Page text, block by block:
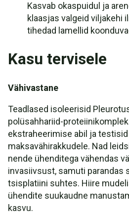
Kasvab okaspuidul ja
klaasjas valgeid viljakehi
tihedad lamellid
Kasu tervisele
Vähivastane
Teadlased isoleerisid
polüsahhariid-
ekstraheerimise abil ja
maksavähirakkudele. Nad
nende ühenditega vähendas
invasiivsust, samuti parandas
tsisplatiini suhtes. Hiire
ühendite suukaudne
kasvu.